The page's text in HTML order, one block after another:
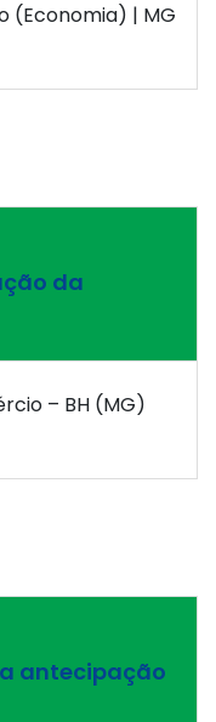
(Economia) | MG
da
– BH (MG)
antecipação